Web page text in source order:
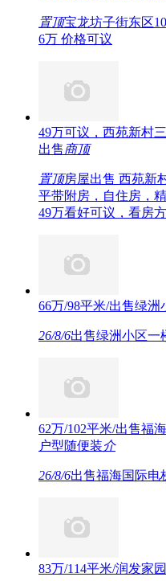
置顶宝龙坊子街东区
6万 价格可议
49万可议，西苑新村
出售 商顶
置顶房屋出售 西苑新
平带附房，自住房，
49万看好可议，看房
66万/98平米/出售绿
26/8/6出售绿洲小区一
62万/102平米/出售福
户型随便装介
26/8/6出售福海国际电
83万/114平米/润发家